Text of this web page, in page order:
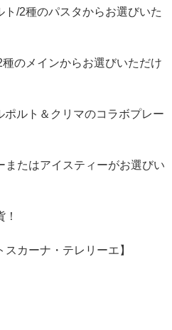
/2種のパスタからお選びいた
のメインからお選びいただけ
ルト＆クリマのコラボプレー
またはアイスティーがお選びい
スカーナ・テレリーエ】